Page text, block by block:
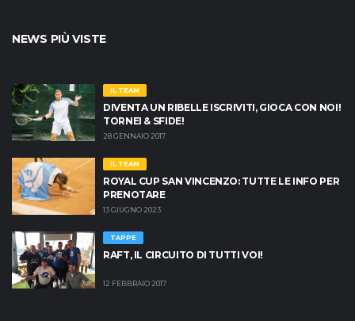
NEWS PIÙ VISTE
IL TEAM
DIVENTA UN RIBELLE ISCRIVITI, GIOCA CON NOI!
TORNEI & SFIDE!
28 GENNAIO 2017
IL TEAM
ROYAL CUP SAN VINCENZO: TUTTE LE INFO PER
PRENOTARE
13 GIUGNO 2023
TAPPE
RAFT, IL CIRCUITO DI TUTTI VOI!
12 FEBBRAIO 2017